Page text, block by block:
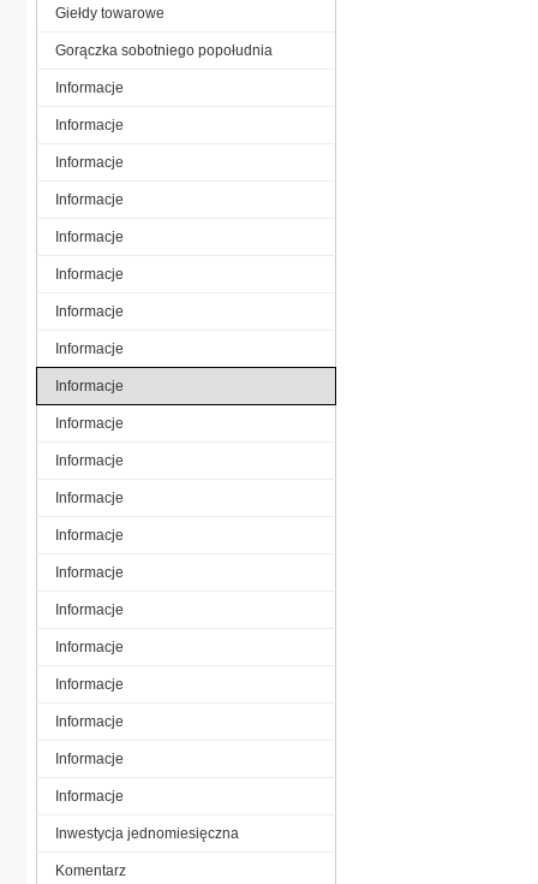
Giełdy towarowe
Gorączka sobotniego popołudnia
Informacje
Informacje
Informacje
Informacje
Informacje
Informacje
Informacje
Informacje
Informacje
Informacje
Informacje
Informacje
Informacje
Informacje
Informacje
Informacje
Informacje
Informacje
Informacje
Informacje
Inwestycja jednomiesięczna
Komentarz